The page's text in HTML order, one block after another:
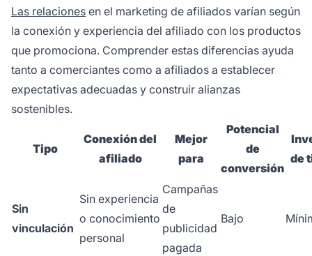
Las relaciones en el marketing de afiliados varían según
la conexión y experiencia del afiliado con los productos
que promociona. Comprender estas diferencias ayuda
tanto a comerciantes como a afiliados a establecer
expectativas adecuadas y construir alianzas
sostenibles.
Tipo
Conexión del
afiliado
Mejor
para
Potencial
de
conversión
de
Sin
vinculación
Sin experiencia
o conocimiento
personal
Campañas
de
publicidad
pagada
Bajo